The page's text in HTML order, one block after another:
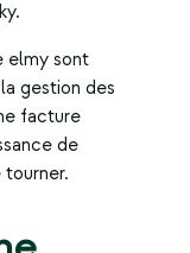
elmy sont
gestion des
facture
de
tourner.